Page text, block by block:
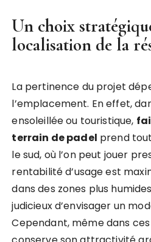
Un choix
localisation de la
La pertinence du projet
l’emplacement. En effet,
ensoleillée ou touristique,
terrain de padel prend
le sud, où l’on peut jouer
rentabilité d’usage est
dans des zones plus
judicieux d’envisager un
Cependant, même dans